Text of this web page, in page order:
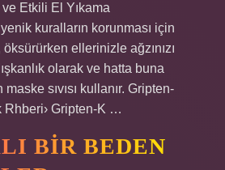
Etkili El Yıkama
kuralların korunması için
ellerinizle ağzınızı
olarak ve hatta buna
sıvısı kullanır. Gripten-
Rhberi› Gripten-K …
BIR BEDEN